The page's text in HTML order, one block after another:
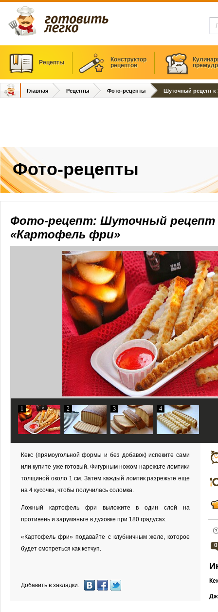
Рецепты
Конструктор
рецептов
Главная Рецепты Фото-рецепты Шуточный рецепт к
Фото-рецепты
Фото-рецепт: Шуточный рецепт
«Картофель фри»
1 2 3 4
Кекс (прямоугольной формы и без добавок) испеките сами
или купите уже готовый. Фигурным ножом нарежьте ломтики
толщиной около 1 см. Затем каждый ломтик разрежьте еще
на 4 кусочка, чтобы получилась соломка.
Ложный картофель фри выложите в один слой на
противень и зарумяньте в духовке при 180 градусах.
«Картофель фри» подавайте с клубничным желе, которое
будет смотреться как кетчуп.
Добавить в закладки:
0